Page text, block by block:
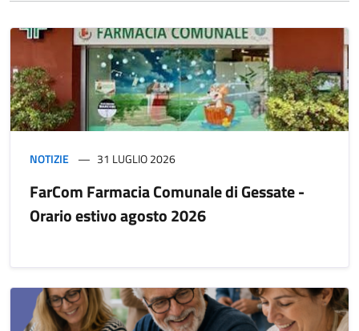
NOTIZIE 31 LUGLIO 2026
FarCom Farmacia Comunale di Gessate -
Orario estivo agosto 2026